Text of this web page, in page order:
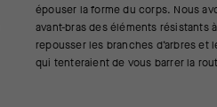
qui tenteraient de vous barrer la